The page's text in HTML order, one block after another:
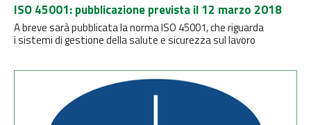
ISO 45001: pubblicazione prevista il 12 marzo 2018
A breve sarà pubblicata la norma ISO 45001, che riguarda
i sistemi di gestione della salute e sicurezza sul lavoro